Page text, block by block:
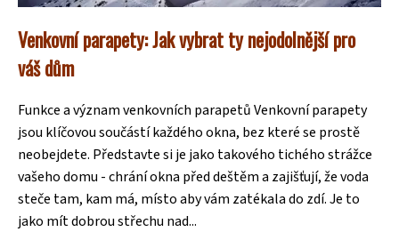
Venkovní parapety: Jak vybrat ty nejodolnější pro
váš dům
Funkce a význam venkovních parapetů Venkovní parapety
jsou klíčovou součástí každého okna, bez které se prostě
neobejdete. Představte si je jako takového tichého strážce
vašeho domu - chrání okna před deštěm a zajišťují, že voda
steče tam, kam má, místo aby vám zatékala do zdí. Je to
jako mít dobrou střechu nad...